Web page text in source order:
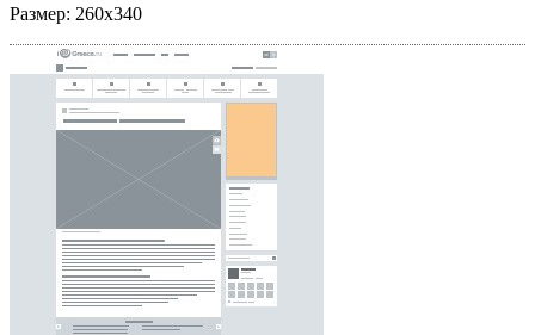
Размер: 260x340